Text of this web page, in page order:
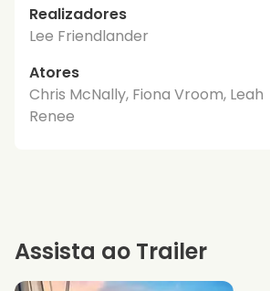
Realizadores
Lee Friendlander
Atores
Chris McNally, Fiona Vroom, Leah
Renee
Assista ao Trailer